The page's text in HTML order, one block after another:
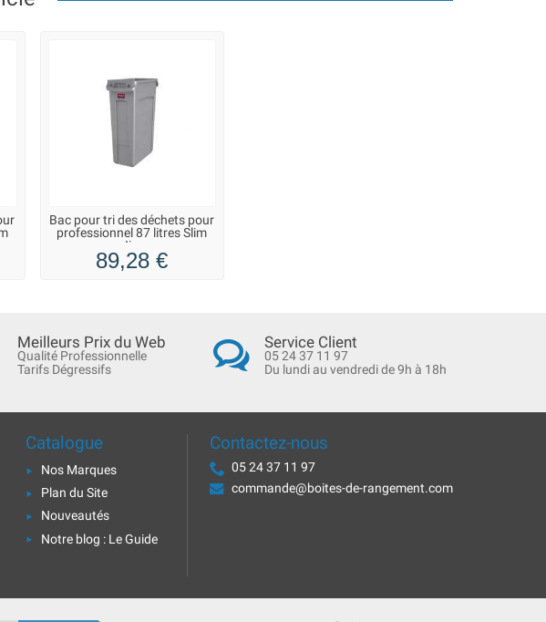
Bac pour tri des déchets pour
professionnel 87 litres Slim
Jim
89,28 €
Meilleurs Prix du Web
Qualité Professionnelle
Tarifs Dégressifs
Service Client
05 24 37 11 97
Du lundi au vendredi de 9h à 18h
Catalogue
Nos Marques
Plan du Site
Nouveautés
Notre blog : Le Guide
Contactez-nous
05 24 37 11 97
commande@boites-de-rangement.com